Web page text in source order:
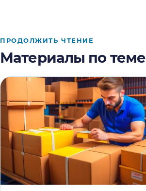
ПРОДОЛЖИТЬ ЧТЕНИЕ
Материалы по теме